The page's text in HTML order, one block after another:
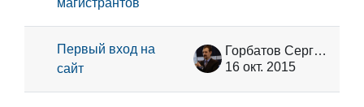
магистрантов
Первый вход на
сайт
Горбатов Сергей Васильевич
16 окт. 2015